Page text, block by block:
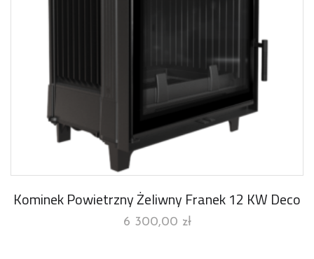
Kominek Powietrzny Żeliwny Franek 12 KW Deco
6 300,00 zł